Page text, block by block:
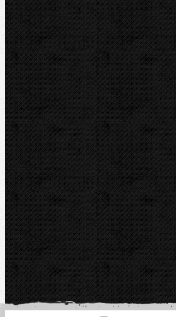
NIPO
Lipová 7
CZ-763 26 LUHAČOVICE
Telefon obj.:
602 719 020
Telefon fakt.:
608 719 020
E-mail:
nipo@nipo.cz
Platební brána GOPAY